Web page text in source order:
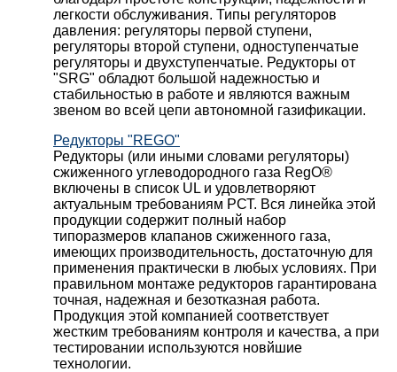
легкости обслуживания. Типы регуляторов
давления: регуляторы первой ступени,
регуляторы второй ступени, одноступенчатые
регуляторы и двухступенчатые. Редукторы от
"SRG" обладют большой надежностью и
стабильностью в работе и являются важным
звеном во всей цепи автономной газификации.
Редукторы "REGO"
Редукторы (или иными словами регуляторы)
сжиженного углеводородного газа RegO®
включены в список UL и удовлетворяют
актуальным требованиям РСТ. Вся линейка этой
продукции содержит полный набор
типоразмеров клапанов сжиженного газа,
имеющих производительность, достаточную для
применения практически в любых условиях. При
правильном монтаже редукторов гарантирована
точная, надежная и безотказная работа.
Продукция этой компанией соответствует
жестким требованиям контроля и качества, а при
тестировании используются новйшие
технологии.